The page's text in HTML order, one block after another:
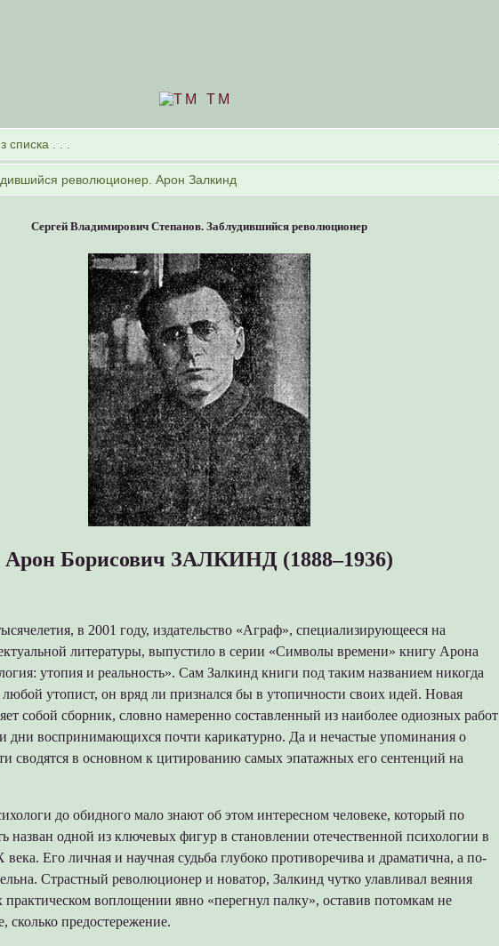
TM
Сергей Владимирович Степанов. Заблудившийся революционер
Арон Борисович ЗАЛКИНД (1888–1936)
в 2001 году, издательство «Аграф», специализирующееся на
литературы, выпустило в серии «Символы времени» книгу Арона
утопия и реальность». Сам Залкинд книги под таким названием никогда
утопист, он вряд ли признался бы в утопичности своих идей. Новая
собой сборник, словно намеренно составленный из наиболее одиозных работ
дни воспринимающихся почти карикатурно. Да и нечастые упоминания о
сводятся в основном к цитированию самых эпатажных его сентенций на
до обидного мало знают об этом интересном человеке, который по
назван одной из ключевых фигур в становлении отечественной психологии в
Его личная и научная судьба глубоко противоречива и драматична, а по-
Страстный революционер и новатор, Залкинд чутко улавливал веяния
воплощении явно «перегнул палку», оставив потомкам не
сколько предостережение.